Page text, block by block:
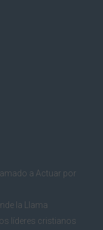
a Actuar por
la Llama
líderes cristianos